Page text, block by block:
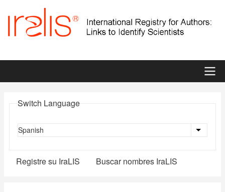
contenido
Switch Language
Spanish Lista
IraLIS
Registre su IraLIS Buscar nombres IraLIS